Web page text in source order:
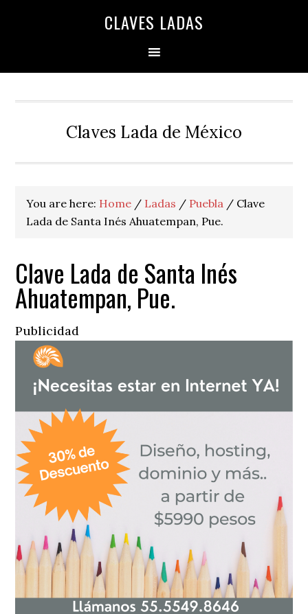
CLAVES LADAS
Claves Lada de México
You are here: Home / Ladas / Puebla / Clave
Lada de Santa Inés Ahuatempan, Pue.
Clave Lada de Santa Inés
Ahuatempan, Pue.
Publicidad